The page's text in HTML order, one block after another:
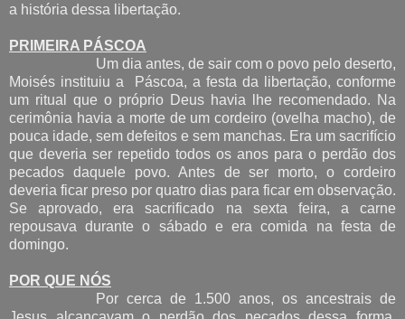
a história dessa libertação.
PRIMEIRA PÁSCOA
Um dia antes, de sair com o povo pelo deserto,
Moisés instituiu a
Páscoa, a festa da libertação, conforme
um ritual que o próprio Deus havia lhe recomendado. Na
cerimônia havia a morte de um cordeiro (ovelha macho), de
pouca idade, sem defeitos e sem manchas. Era um sacrifício
que deveria ser repetido todos os anos para o perdão dos
pecados daquele povo. Antes de ser morto, o cordeiro
deveria ficar preso por quatro dias para ficar em observação.
Se aprovado, era sacrificado na sexta feira, a carne
repousava durante o sábado e era comida na festa de
domingo.
POR QUE NÓS
Por cerca de 1.500 anos, os ancestrais de